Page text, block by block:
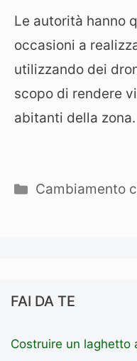
Le autorità hanno
occasioni a
utilizzando dei
scopo di rendere
abitanti della zona.
Categorie
Cambiamento
FAI DA TE
Costruire un laghetto